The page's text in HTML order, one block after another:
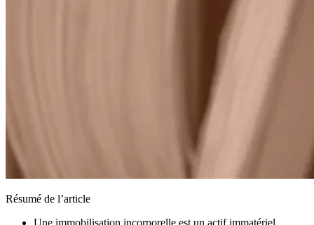
Résumé de l’article
Une immobilisation incorporelle est un actif immatériel